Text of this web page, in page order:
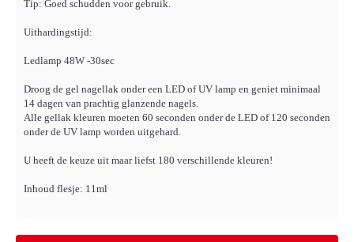
Tip: Goed schudden voor gebruik.
Uithardingstijd:
Ledlamp 48W -30sec
Droog de gel nagellak onder een LED of UV lamp en geniet minimaal
14 dagen van prachtig glanzende nagels.
Alle gellak kleuren moeten 60 seconden onder de LED of 120 seconden
onder de UV lamp worden uitgehard.
U heeft de keuze uit maar liefst 180 verschillende kleuren!
Inhoud flesje: 11ml